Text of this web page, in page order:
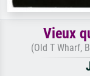
Vieux
(Old T Wharf,